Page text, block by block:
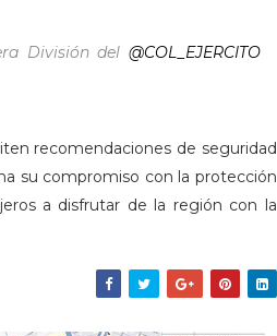
División del @COL_EJERCITO
recomendaciones de seguridad
su compromiso con la protección
a disfrutar de la región con la